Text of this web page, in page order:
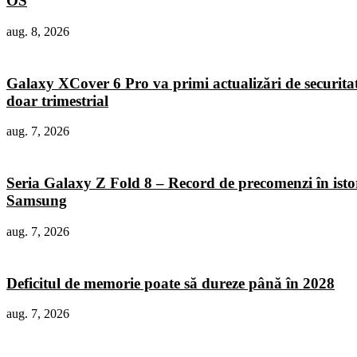
aug. 8, 2026
Galaxy XCover 6 Pro va primi actualizări de
doar trimestrial
aug. 7, 2026
Seria Galaxy Z Fold 8 – Record de precomenzi în
Samsung
aug. 7, 2026
Deficitul de memorie poate să dureze până în 2028
aug. 7, 2026